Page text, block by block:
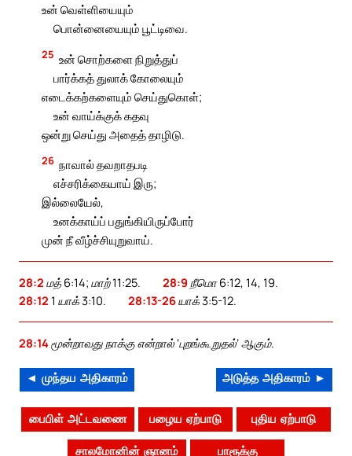
உன் வெள்ளியையும்
பொன்னையையும் பூட்டிவை.
25 உன் சொற்களை நிறுத்துப்
பார்க்கத் துலாக் கோலையும்
எடைக்கற்களையும் செய்துகொள்;
உன் வாய்க்குக் கதவு
ஒன்று செய்து அதைத் தாழிடு.
26 நாவால் தவறாதபடி
எச்சரிக்கையாய் இரு;
இல்லையேல்,
உனக்காய்ப் பதுங்கியிருப்போர்
முன் நீ வீழ்ச்சியுறுவாய்.
28:2 மத் 6:14; மாற் 11:25. 28:9 நீமொ 6:12, 14, 19.
28:12 1 யாக் 3:10. 28:13-26யாக் 3:5-12.
28:14மூன்றாவது நாக்கு என்றால் ‘புறங்கூறுதல்’ ஆகும்.
◄ முந்தய அதிகாரம் அடுத்த அதிகாரம் ►
பைபிள் அட்டவணை பழைய ஏற்பாடு புதிய ஏற்பாடு
சாலமோனின் ஞானம் பாரூக்கு